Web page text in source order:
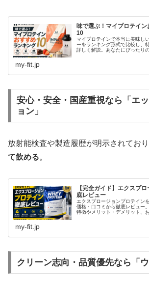
味で選ぶ！マイプロテイ
10
マイプロテインで本当に美味し
ーをランキング形式で比較し、
詳しく解説。あなたにぴったり
my-fit.jp
安心・安全・国産重視なら「エ
ョン」
放射能検査や製造履歴が明示されており
て飲める。
【完全ガイド】エクスプ
底レビュー
エクスプロージョンプロテイン
価格・口コミから徹底レビュー
特徴やメリット・デメリット、
my-fit.jp
クリーン志向・品質優先なら「ウ